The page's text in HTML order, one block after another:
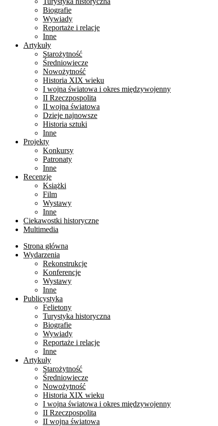
Biografie
Wywiady
Reportaże i relacje
Inne
Artykuły
Starożytność
Średniowiecze
Nowożytność
Historia XIX wieku
I wojna światowa i okres międzywojenny
II Rzeczpospolita
II wojna światowa
Dzieje najnowsze
Historia sztuki
Inne
Projekty
Konkursy
Patronaty
Inne
Recenzje
Książki
Film
Wystawy
Inne
Ciekawostki historyczne
Multimedia
Strona główna
Wydarzenia
Rekonstrukcje
Konferencje
Wystawy
Inne
Publicystyka
Felietony
Turystyka historyczna
Biografie
Wywiady
Reportaże i relacje
Inne
Artykuły
Starożytność
Średniowiecze
Nowożytność
Historia XIX wieku
I wojna światowa i okres międzywojenny
II Rzeczpospolita
II wojna światowa